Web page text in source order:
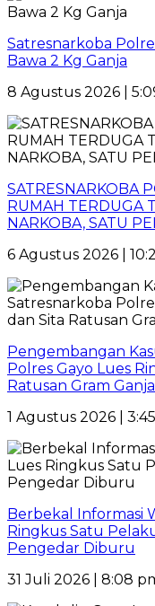
Satresnarkoba
Bawa 2 Kg Ganja
8 Agustus 2026 |
SATRESNARKOBA
RUMAH TERDUGA
NARKOBA, SATU
6 Agustus 2026 |
Pengembangan
Polres Gayo Lues
Ratusan Gram Ganja
1 Agustus 2026 |
Berbekal Informasi
Ringkus Satu
Pengedar Diburu
31 Juli 2026 | 8:08